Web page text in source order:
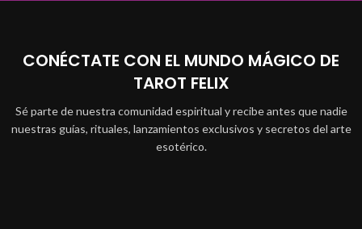
CONÉCTATE CON EL MUNDO MÁGICO DE
TAROT FELIX
Sé parte de nuestra comunidad espiritual y recibe antes que nadie
nuestras guías, rituales, lanzamientos exclusivos y secretos del arte
esotérico.